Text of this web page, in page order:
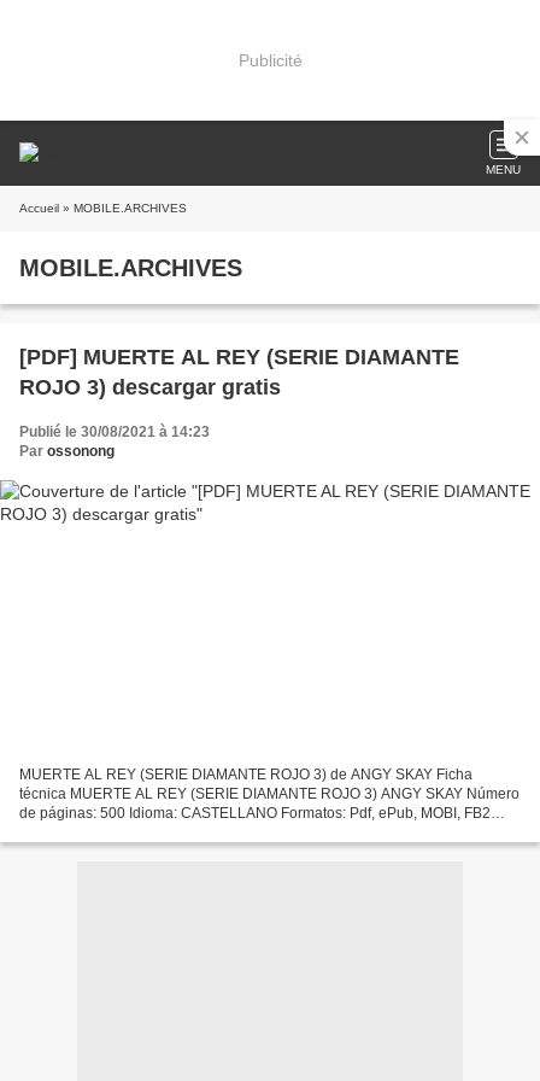
Publicité
MENU
Accueil » MOBILE.ARCHIVES
MOBILE.ARCHIVES
[PDF] MUERTE AL REY (SERIE DIAMANTE
ROJO 3) descargar gratis
Publié le 30/08/2021 à 14:23
Par ossonong
MUERTE AL REY (SERIE DIAMANTE ROJO 3) de ANGY SKAY Ficha
técnica MUERTE AL REY (SERIE DIAMANTE ROJO 3) ANGY SKAY Número
de páginas: 500 Idioma: CASTELLANO Formatos: Pdf, ePub, MOBI, FB2